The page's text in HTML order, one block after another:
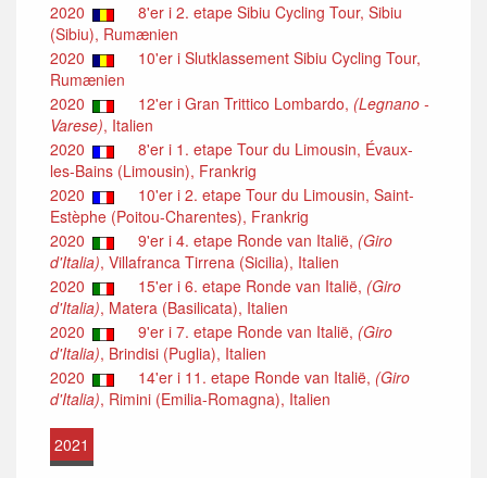
2020
8'er i 2. etape Sibiu Cycling Tour, Sibiu
(Sibiu), Rumænien
2020
10'er i Slutklassement Sibiu Cycling Tour,
Rumænien
2020
12'er i Gran Trittico Lombardo, (Legnano -
Varese), Italien
2020
8'er i 1. etape Tour du Limousin, Évaux-
les-Bains (Limousin), Frankrig
2020
10'er i 2. etape Tour du Limousin, Saint-
Estèphe (Poitou-Charentes), Frankrig
2020
9'er i 4. etape Ronde van Italië, (Giro
d'Italia), Villafranca Tirrena (Sicilia), Italien
2020
15'er i 6. etape Ronde van Italië, (Giro
d'Italia), Matera (Basilicata), Italien
2020
9'er i 7. etape Ronde van Italië, (Giro
d'Italia), Brindisi (Puglia), Italien
2020
14'er i 11. etape Ronde van Italië, (Giro
d'Italia), Rimini (Emilia-Romagna), Italien
2021